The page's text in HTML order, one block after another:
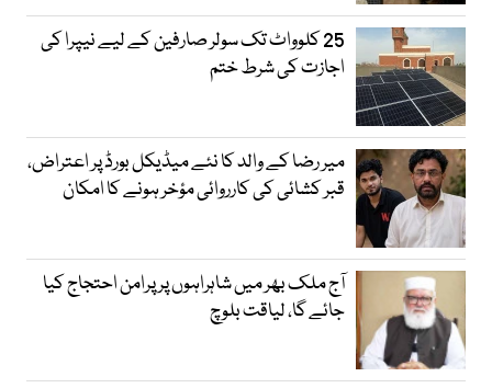
25 کلوواٹ تک سولر صارفین کے لیے نیپرا کی
اجازت کی شرط ختم
میر رضا کے والد کا نئے میڈیکل بورڈ پر اعتراض،
قبر کشائی کی کارروائی مؤخر ہونے کا امکان
آج ملک بھر میں شاہراہوں پر پرامن احتجاج کیا
جائے گا، لیاقت بلوچ